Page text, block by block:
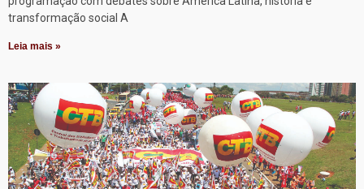
transformação social A
Leia mais »